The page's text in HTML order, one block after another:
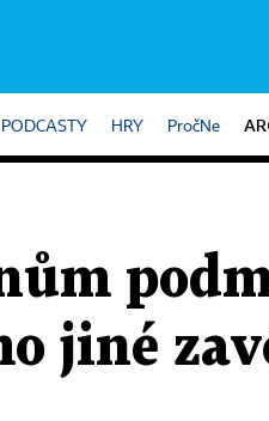
PODCASTY HRY PročNe
jiné